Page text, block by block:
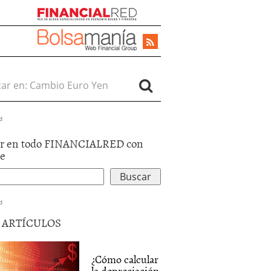
en:
en todo FINANCIALRED con
ARTÍCULOS
¿Cómo calcular